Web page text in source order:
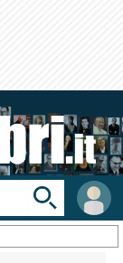
User
area
Toggle
search
bar